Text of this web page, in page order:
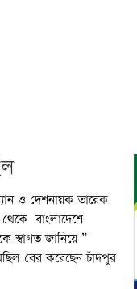
ও দেশনায়ক তারেক
বাংলাদেশে
জানিয়ে ”
বের করেছেন চাঁদপুর